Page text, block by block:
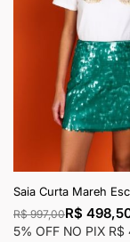
Saia Curta Mareh
R$ 997,00R$
5% OFF NO PIX R$